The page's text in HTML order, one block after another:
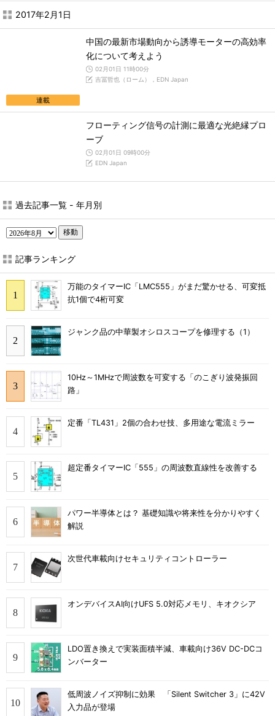
2017年2月1日
連載
中国の最新市場動向から誘導モーターの高効率
化について考えよう
02月01日 11時00分
吉冨哲也（ローム），EDN Japan
フローティング信号の計測に最適な光絶縁プロ
ーブ
02月01日 09時00分
EDN Japan
過去記事一覧 - 年月別
移動
記事ランキング
万能のタイマーIC「LMC555」がまだ驚かせる、可変抵
抗1個で4桁可変
ジャンク品の中華製オシロスコープを修理する（1）
10Hz～1MHzで周波数を可変する「のこぎり波発振回
路」
定番「TL431」2個の合わせ技、多用途な電流ミラー
超定番タイマーIC「555」の周波数直線性を改善する
パワー半導体とは？ 基礎知識や将来性を分かりやすく
解説
次世代車載向けセキュリティコントローラー
オンデバイスAI向けUFS 5.0対応メモリ、キオクシア
LDO置き換えで実装面積半減、車載向け36V DC-DCコ
ンバーター
低周波ノイズ抑制に効果 「Silent Switcher 3」に42V
入力品が登場